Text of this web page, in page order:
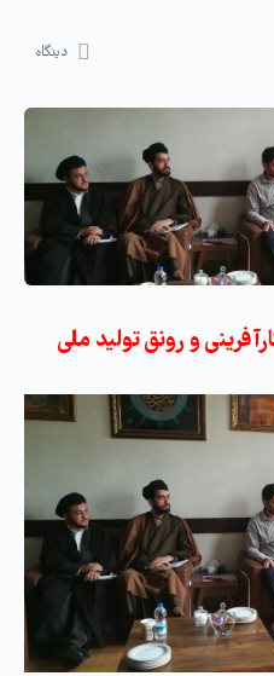
دیدگاه
و رونق تولید ملی